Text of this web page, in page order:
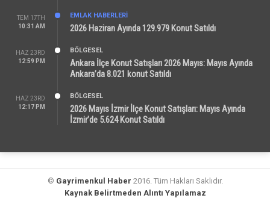
TEM 17TH
10:31 AM
EMLAK HABERLERI
2026 Haziran Ayında 129.979 Konut Satıldı
HAZ 23RD
12:59 PM
BÖLGESEL
Ankara İlçe Konut Satışları 2026 Mayıs: Mayıs Ayında
Ankara’da 8.021 konut Satıldı
HAZ 23RD
12:17 PM
BÖLGESEL
2026 Mayıs İzmir İlçe Konut Satışları: Mayıs Ayında
İzmir’de 5.624 Konut Satıldı
© Gayrimenkul Haber 2016. Tüm Hakları Saklıdır.
Kaynak Belirtmeden Alıntı Yapılamaz